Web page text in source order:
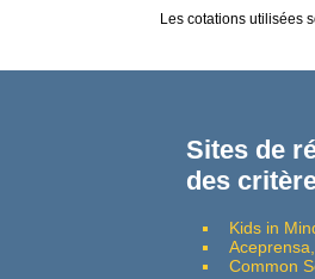
Les cotations utilisées
Sites de
des
Kids in
Common